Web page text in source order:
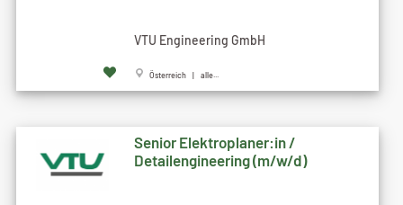
VTU Engineering GmbH
Österreich | alle...
Senior Elektroplaner:in /
Detailengineering (m/w/d)